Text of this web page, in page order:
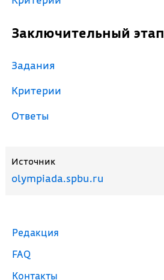
Заключительный этап
Задания
Критерии
Ответы
Источник
olympiada.spbu.ru
Редакция
FAQ
Контакты